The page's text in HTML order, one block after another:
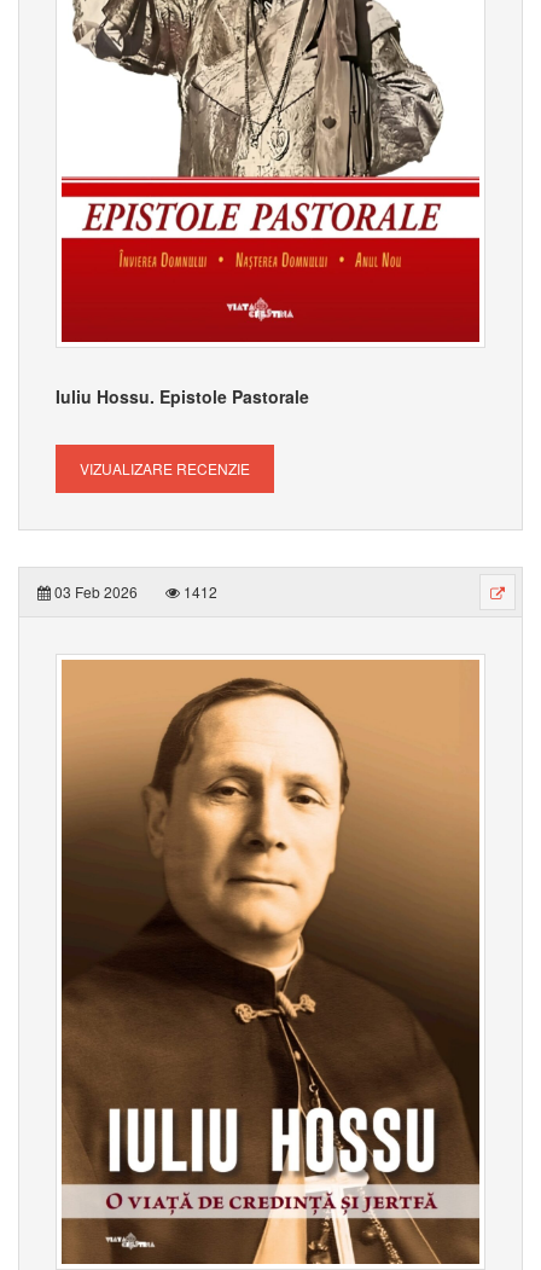
Iuliu Hossu. Epistole Pastorale
VIZUALIZARE RECENZIE
03 Feb 2026 1412